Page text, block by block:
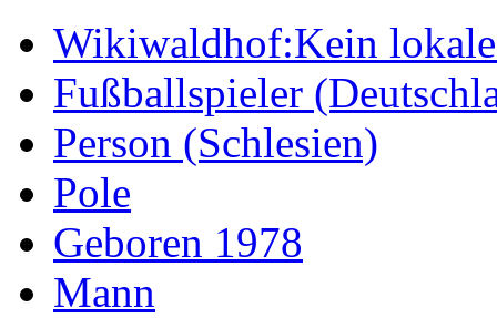
Wikiwaldhof:Kein
Fußballspieler
Person (Schlesien)
Pole
Geboren 1978
Mann